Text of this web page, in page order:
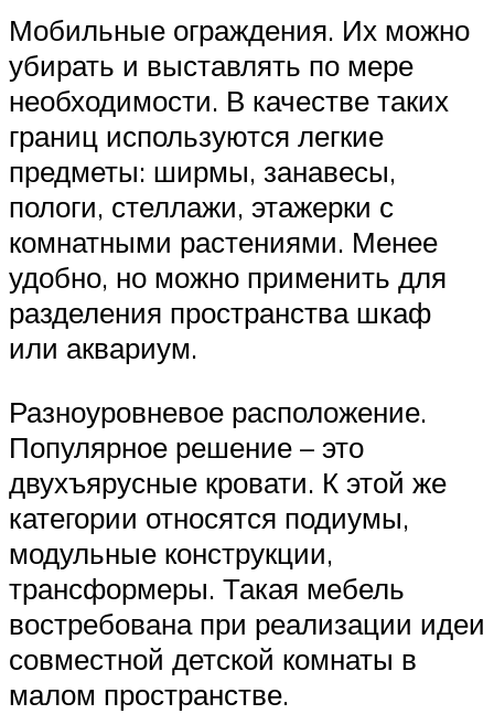
Мобильные ограждения. Их можно
убирать и выставлять по мере
необходимости. В качестве таких
границ используются легкие
предметы: ширмы, занавесы,
пологи, стеллажи, этажерки с
комнатными растениями. Менее
удобно, но можно применить для
разделения пространства шкаф
или аквариум.
Разноуровневое расположение.
Популярное решение – это
двухъярусные кровати. К этой же
категории относятся подиумы,
модульные конструкции,
трансформеры. Такая мебель
востребована при реализации идеи
совместной детской комнаты в
малом пространстве.